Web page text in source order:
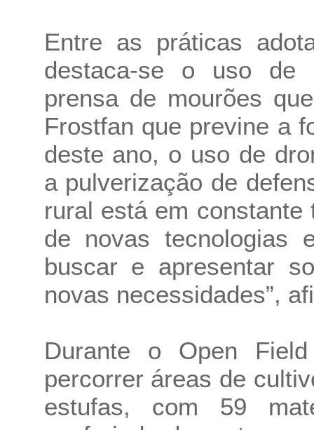
Entre as práticas
destaca-se o uso de
prensa de mourões
Frostfan que previne a
deste ano, o uso de
a pulverização de
rural está em
de novas tecnologias
buscar e apresentar
novas necessidades”,
Durante o Open
percorrer áreas de
estufas, com 59